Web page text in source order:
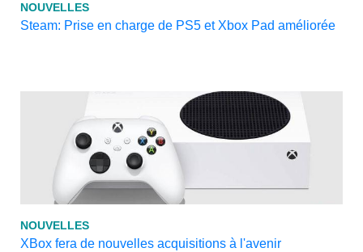
NOUVELLES
Steam: Prise en charge de PS5 et Xbox Pad améliorée
NOUVELLES
XBox fera de nouvelles acquisitions à l'avenir